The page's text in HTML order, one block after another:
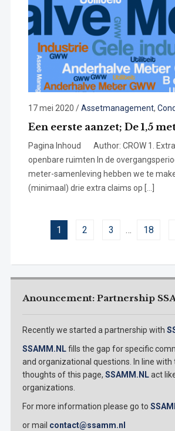
Anouncement: Partnership
Recently we started a partnership with
SSAMM.NLfills the gap for specific
and organizational questions. In line with
thoughts of this page, SSAMM.NLact
organizations.
For more information please go to
or mail contact@ssamm.nl
17 mei 2020 /Assetmanagement,
Een eerste aanzet; De 1,5
Pagina Inhoud Author: CROW 1.
openbare ruimten In de
meter-samenleving hebben we te
(minimaal) drie extra claims op […]
1 2 3 … 18